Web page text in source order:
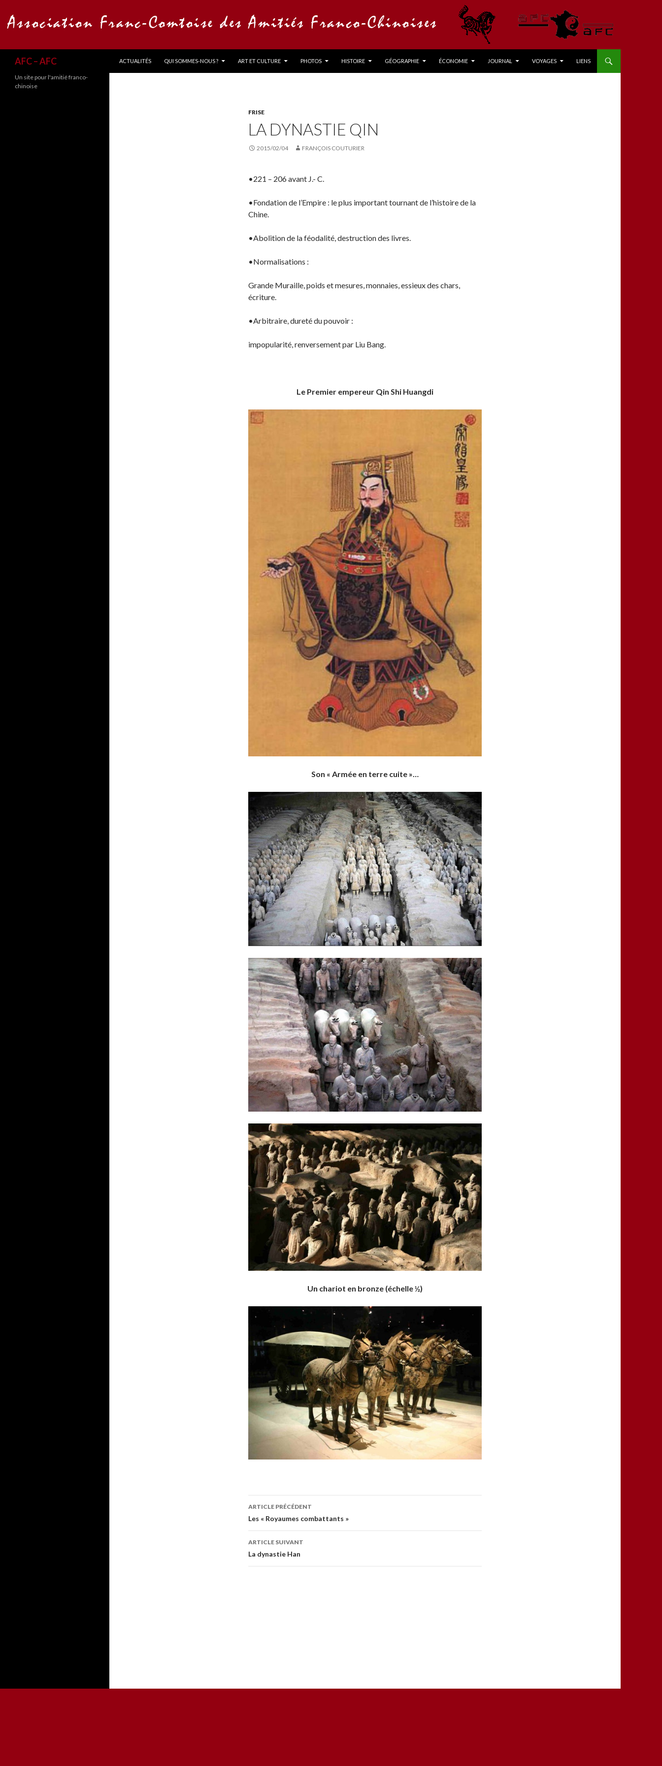
AFC – AFC
ACTUALITÉS
QUI SOMMES-NOUS ? ART ET CULTURE PHOTOS HISTOIRE GÉOGRAPHIE ÉCONOMIE JOURNAL VOYAGES LIENS
FRISE
LA DYNASTIE QIN
2015/02/04 FRANÇOIS COUTURIER
•221 – 206 avant J.- C.
•Fondation de l’Empire : le plus important tournant de l’histoire de la
Chine.
•Abolition de la féodalité, destruction des livres.
•Normalisations :
Grande Muraille, poids et mesures, monnaies, essieux des chars,
écriture.
•Arbitraire, dureté du pouvoir :
impopularité, renversement par Liu Bang.
Le Premier empereur Qin Shi Huangdi
Son « Armée en terre cuite »…
Un chariot en bronze (échelle ½)
Navigation
des
articles
ARTICLE PRÉCÉDENT
Les « Royaumes combattants »
ARTICLE SUIVANT
La dynastie Han
Un site pour l'amitié franco-
chinoise